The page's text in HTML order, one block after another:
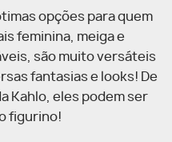
opções para quem
feminina, meiga e
são muito versáteis
fantasias e looks! De
Kahlo, eles podem ser
figurino!